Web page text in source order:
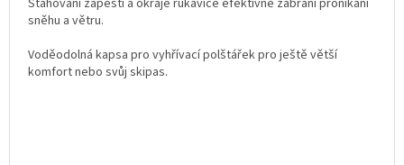
Stahování zápěstí a okraje rukavice efektivně zabrání pronikání
sněhu a větru.
Voděodolná kapsa pro vyhřívací polštářek pro ještě větší
komfort nebo svůj skipas.